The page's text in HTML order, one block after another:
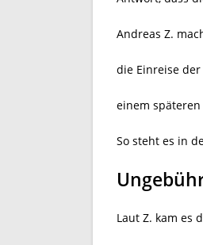
Andreas Z.
die Einreise
einem
So steht es in
Laut Z. kam es